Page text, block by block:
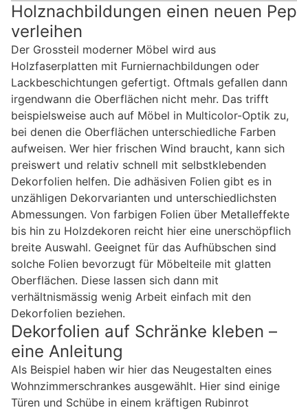
Holznachbildungen einen neuen Pep
verleihen
Der Grossteil moderner Möbel wird aus
Holzfaserplatten mit Furniernachbildungen oder
Lackbeschichtungen gefertigt. Oftmals gefallen dann
irgendwann die Oberflächen nicht mehr. Das trifft
beispielsweise auch auf Möbel in Multicolor-Optik zu,
bei denen die Oberflächen unterschiedliche Farben
aufweisen. Wer hier frischen Wind braucht, kann sich
preiswert und relativ schnell mit selbstklebenden
Dekorfolien helfen. Die adhäsiven Folien gibt es in
unzähligen Dekorvarianten und unterschiedlichsten
Abmessungen. Von farbigen Folien über Metalleffekte
bis hin zu Holzdekoren reicht hier eine unerschöpflich
breite Auswahl. Geeignet für das Aufhübschen sind
solche Folien bevorzugt für Möbelteile mit glatten
Oberflächen. Diese lassen sich dann mit
verhältnismässig wenig Arbeit einfach mit den
Dekorfolien beziehen.
Dekorfolien auf Schränke kleben –
eine Anleitung
Als Beispiel haben wir hier das Neugestalten eines
Wohnzimmerschrankes ausgewählt. Hier sind einige
Türen und Schübe in einem kräftigen Rubinrot